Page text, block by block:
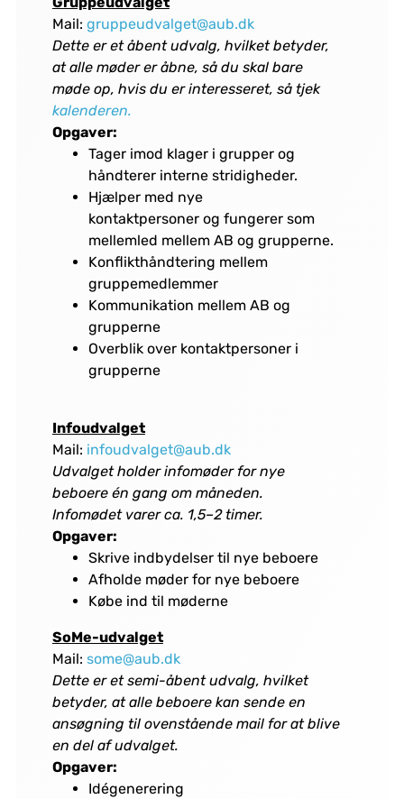
Mail: gruppeudvalget@aub.dk
Dette er et åbent udvalg, hvilket betyder,
at alle møder er åbne, så du skal bare
møde op, hvis du er interesseret, så tjek
kalenderen.
Opgaver:
Tager imod klager i grupper og
håndterer interne stridigheder.
Hjælper med nye
kontaktpersoner og fungerer som
mellemled mellem AB og grupperne.
Konflikthåndtering mellem
gruppemedlemmer
Kommunikation mellem AB og
grupperne
Overblik over kontaktpersoner i
grupperne
Infoudvalget
Mail: infoudvalget@aub.dk
Udvalget holder infomøder for nye
beboere én gang om måneden.
Infomødet varer ca. 1,5–2 timer.
Opgaver:
Skrive indbydelser til nye beboere
Afholde møder for nye beboere
Købe ind til møderne
SoMe-udvalget
Mail: some@aub.dk
Dette er et semi-åbent udvalg, hvilket
betyder, at alle beboere kan sende en
ansøgning til ovenstående mail for at blive
en del af udvalget.
Opgaver:
Idégenerering